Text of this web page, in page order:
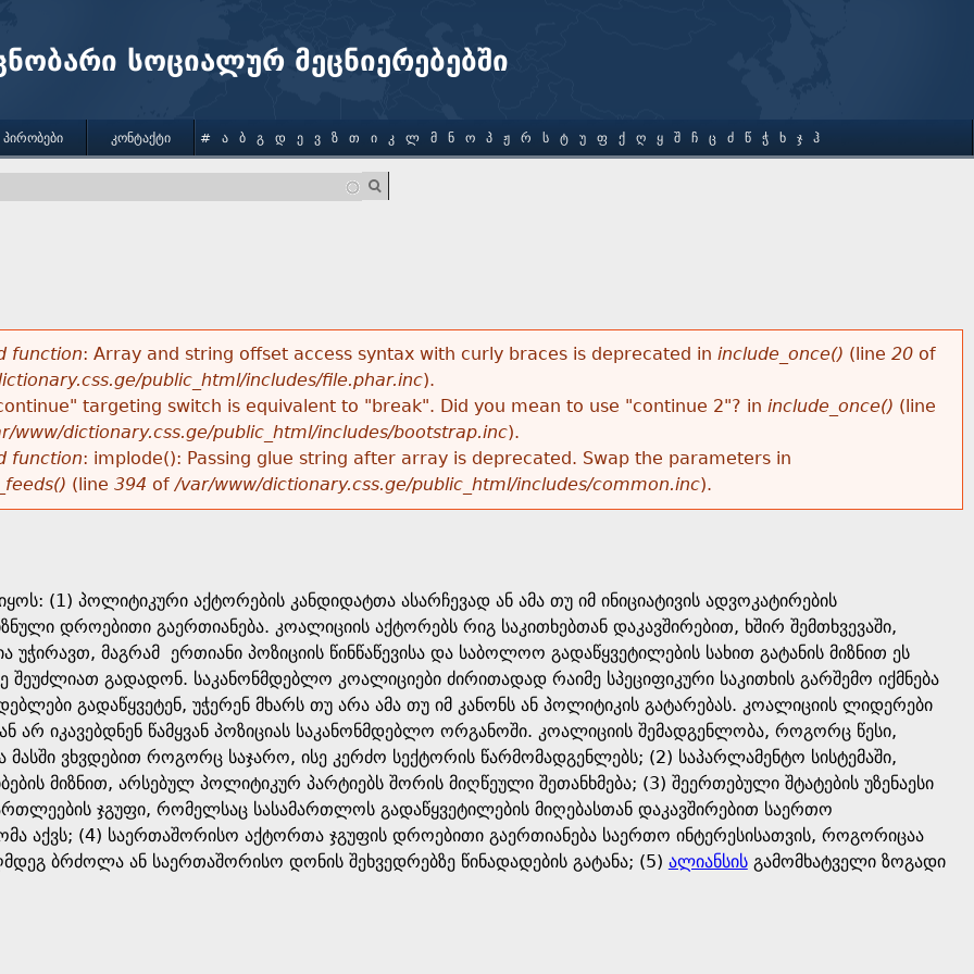
სოციალურ მეცნიერებებში
function: Array and string offset access syntax with curly braces is deprecated in include_once() (line 20of
public_html/includes/file.phar.inc).
targeting switch is equivalent to "break". Did you mean to use "continue 2"? in include_once() (line
www/dictionary.css.ge/public_html/includes/bootstrap.inc).
function: implode(): Passing glue string after array is deprecated. Swap the parameters in
(line 394 of/var/www/dictionary.css.ge/public_html/includes/common.inc).
(1) პოლიტიკური აქტორების კანდიდატთა ასარჩევად ან ამა თუ იმ ინიციატივის ადვოკატირების
დროებითი გაერთიანება. კოალიციის აქტორებს რიგ საკითხებთან დაკავშირებით, ხშირ შემთხვევაში,
უჭირავთ, მაგრამ ერთიანი პოზიციის წინწაწევისა და საბოლოო გადაწყვეტილების სახით გატანის მიზნით ეს
შეუძლიათ გადადონ. საკანონმდებლო კოალიციები ძირითადად რაიმე სპეციფიკური საკითხის გარშემო იქმნება
გადაწყვეტენ, უჭერენ მხარს თუ არა ამა თუ იმ კანონს ან პოლიტიკის გატარებას. კოალიციის ლიდერები
ან არ იკავებდნენ წამყვან პოზიციას საკანონმდებლო ორგანოში. კოალიციის შემადგენლობა, როგორც წესი,
ვხვდებით როგორც საჯარო, ისე კერძო სექტორის წარმომადგენლებს; (2) საპარლამენტო სისტემაში,
მიზნით, არსებულ პოლიტიკურ პარტიებს შორის მიღწეული შეთანხმება; (3) შეერთებული შტატების უზენაესი
ჯგუფი, რომელსაც სასამართლოს გადაწყვეტილების მიღებასთან დაკავშირებით საერთო
აქვს; (4) საერთაშორისო აქტორთა ჯგუფის დროებითი გაერთიანება საერთო ინტერესისათვის, როგორიცაა
ბრძოლა ან საერთაშორისო დონის შეხვედრებზე წინადადების გატანა; (5) ალიანსისგამომხატველი ზოგადი
ᲞᲘᲠᲝᲑᲔᲑᲘ ᲙᲝᲜᲢᲐᲥᲢᲘ # Ა Ბ Გ Დ Ე Ვ Ზ Თ Ი Კ Ლ Მ Ნ Ო Პ Ჟ Რ Ს Ტ Უ Ფ Ქ Ღ Ყ Შ Ჩ Ც Ძ Წ Ჭ Ხ Ჯ Ჰ